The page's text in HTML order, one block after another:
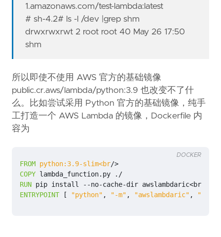
1.amazonaws.com/test-lambda:latest
# sh-4.2# ls -l /dev |grep shm
drwxrwxrwt 2 root root 40 May 26 17:50
shm
所以即使不使用 AWS 官方的基础镜像
public.cr.aws/lambda/python:3.9 也改变不了什
么。比如尝试采用 Python 官方的基础镜像，纯手
工打造一个 AWS Lambda 的镜像，Dockerfile 内
容为
FROM python:3.9-slim<br/>
COPY lambda_function.py ./
RUN pip install --no-cache-dir awslambdaric<br/>
ENTRYPOINT
[ "python" , "-m" , "awslambdaric" ,
DOCKER